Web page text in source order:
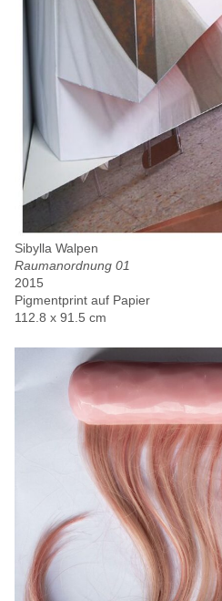
Sibylla Walpen
Raumanordnung 01
2015
Pigmentprint auf Papier
112.8 x 91.5 cm